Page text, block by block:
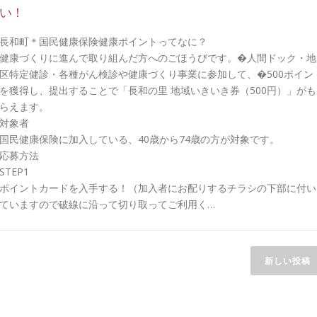
い！
長和町＊国民健康保険健康ポイントってなに？
健康づくりに進んで取り組んだ方へのごほうびです。�人間ドック・地
区特定健診・各種がん検診や健康づくり事業に参加して、�500ポイン
を獲得し、提出することで「長和の里 地域いきいき券（500円）」がも
らえます。
対象者
国民健康保険に加入している、40歳から74歳の方が対象です。
応募方法
STEP1
ポイントカードを入手する！（加入者にお配りするチラシの下部に付い
ていますので破線に沿って切り取ってご利用く…
新しい投稿